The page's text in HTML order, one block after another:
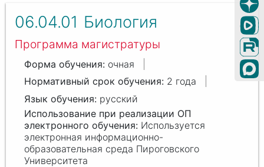
06.04.01 Биология
Программа магистратуры
очная
2 года
русский
Используется
электронная информационно-
образовательная среда Пироговского
Университета